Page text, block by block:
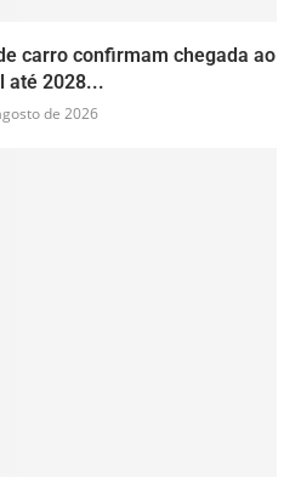
carro confirmam chegada ao
até 2028...
de 2026